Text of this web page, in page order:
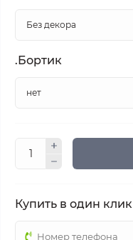
.Бортик
Купить в один клик